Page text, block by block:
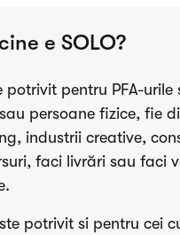
e SOLO?
potrivit pentru PFA-
persoane fizice, fie
industrii creative,
faci livrări sau faci
potrivit si pentru cei